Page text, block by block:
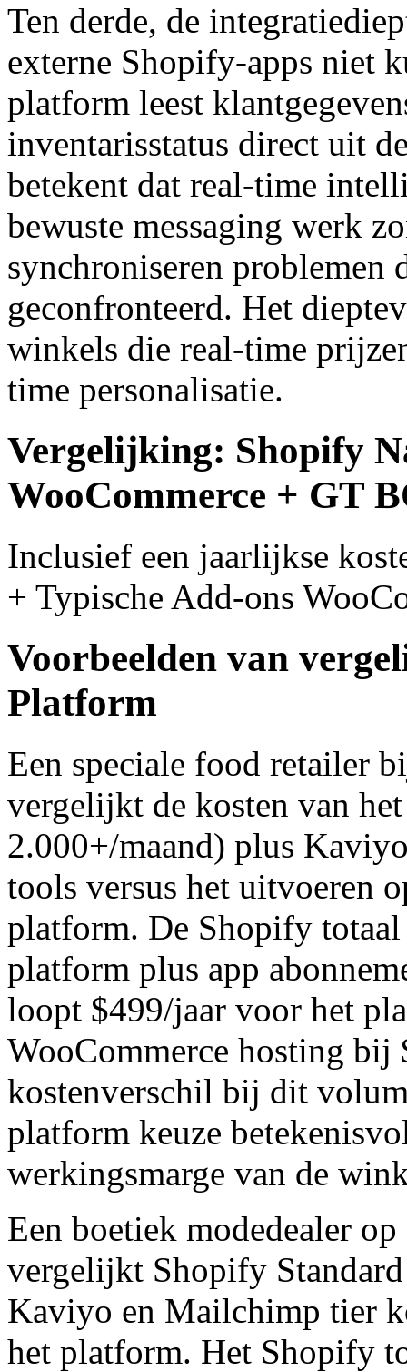
Ten derde, de
externe Shopify-apps niet
platform leest
inventarisstatus direct uit
betekent dat real-time
bewuste messaging werk
synchroniseren problemen
geconfronteerd. Het
winkels die real-time
time personalisatie.
Vergelijking: Shopify
WooCommerce + GT
Inclusief een jaarlijkse
+ Typische Add-ons
Voorbeelden van
Platform
Een speciale food retailer
vergelijkt de kosten van
2.000+/maand) plus
tools versus het uitvoeren
platform. De Shopify
platform plus app
loopt $499/jaar voor het
WooCommerce hosting bij
kostenverschil bij dit
platform keuze
werkingsmarge van de
Een boetiek modedealer
vergelijkt Shopify
Kaviyo en Mailchimp tier
het platform. Het Shopify